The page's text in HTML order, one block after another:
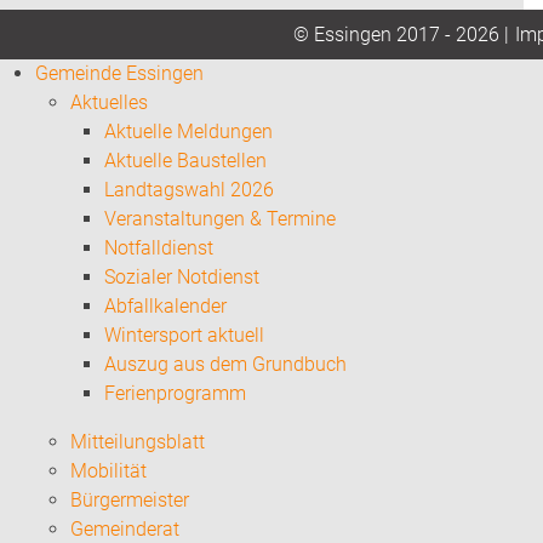
© Essingen 2017 - 2026 |
Gemeinde Essingen
Aktuelles
Aktuelle Meldungen
Aktuelle Baustellen
Landtagswahl 2026
Veranstaltungen & Termine
Notfalldienst
Sozialer Notdienst
Abfallkalender
Wintersport aktuell
Auszug aus dem Grundbuch
Ferienprogramm
Mitteilungsblatt
Mobilität
Bürgermeister
Gemeinderat